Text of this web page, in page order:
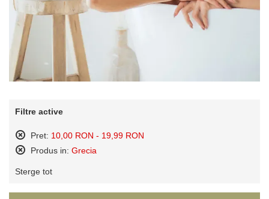
Filtre active
Pret: 10,00 RON - 19,99 RON
Sterge
acest
produs
Produs in: Grecia
acest
Sterge tot